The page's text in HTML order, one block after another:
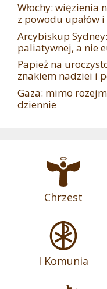
Włochy: więzienia
z powodu upałów
Arcybiskup
paliatywnej, a nie
Papież na
znakiem nadziei i
Gaza: mimo
dziennie
Chrzest
I Komunia